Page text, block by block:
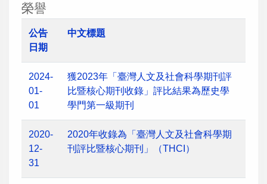
榮譽
公告
日期
中文標題
2024-
01-
01
獲2023年「臺灣人文及社會科學期刊評
比暨核心期刊收錄」評比結果為歷史學
學門第一級期刊
2020-
12-
31
2020年收錄為「臺灣人文及社會科學期
刊評比暨核心期刊」（THCI）